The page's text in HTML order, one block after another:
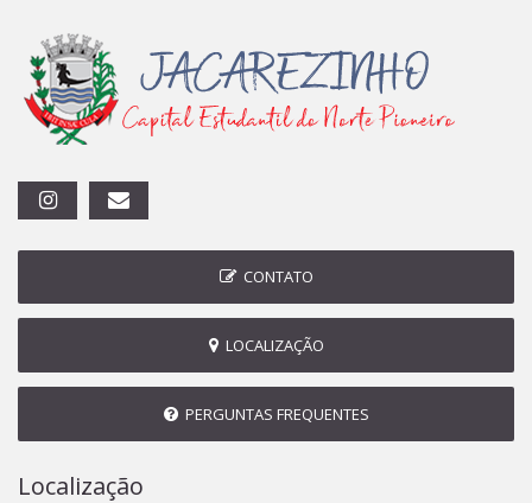
CONTATO
LOCALIZAÇÃO
PERGUNTAS FREQUENTES
Localização